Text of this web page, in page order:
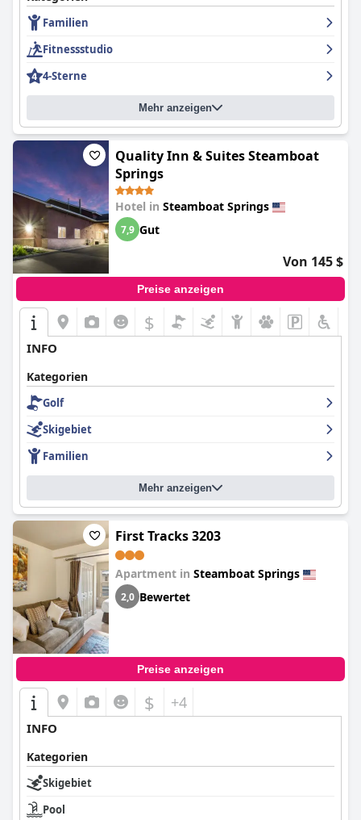
Familien
Fitnessstudio
4-Sterne
Mehr anzeigen
Quality Inn & Suites Steamboat
Springs
Hotel in Steamboat Springs
7,9 Gut
Von 145 $
Preise anzeigen
$
INFO
Kategorien
Golf
Skigebiet
Familien
Mehr anzeigen
First Tracks 3203
Apartment in Steamboat Springs
2,0 Bewertet
Preise anzeigen
$ +4
INFO
Kategorien
Skigebiet
Pool